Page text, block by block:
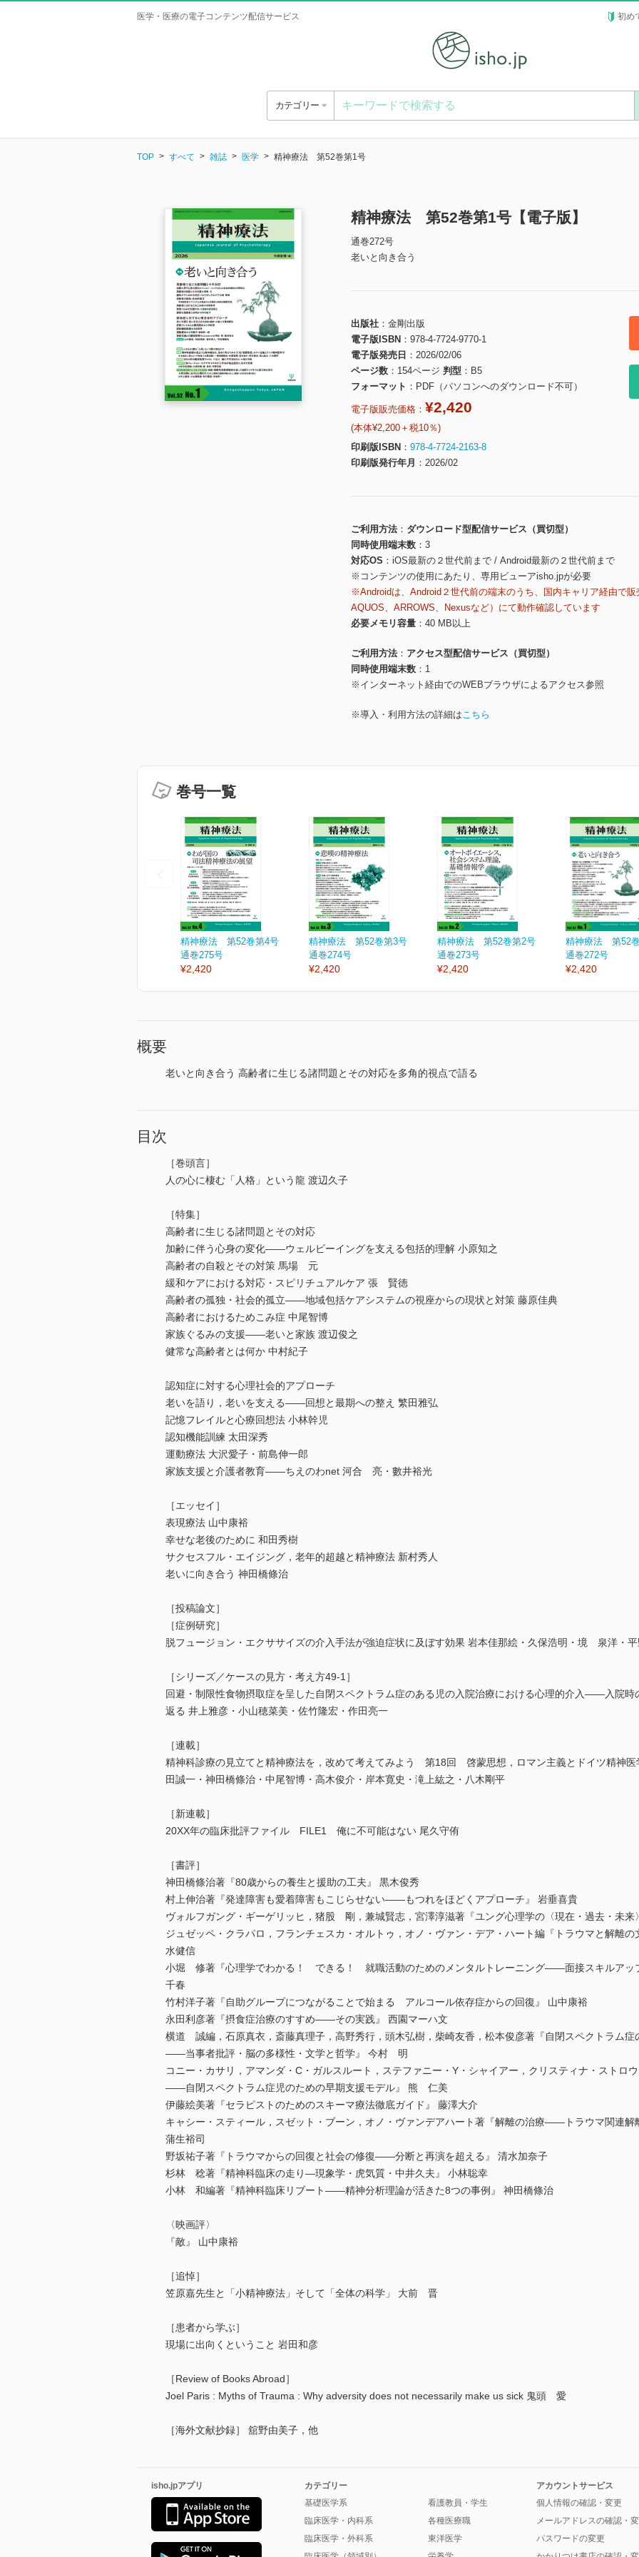
医学・医療の電子コンテンツ配信サービス 初め
カテゴリー
TOP すべて 雑誌 医学 精神療法 第52巻第1号
精神療法 第52巻第1号【電子版】
通巻272号
老いと向き合う
出版社
金剛出版
電子版ISBN
978-4-7724-9770-1
電子版発売日
2026/02/06
ページ数
154ページ 判型
B5
フォーマット
PDF（パソコンへのダウンロード不可）
電子版販売価格： ¥2,420
(本体¥2,200＋税10％)
印刷版ISBN
978-4-7724-2163-8
印刷版発行年月
2026/02
ご利用方法
ダウンロード型配信サービス（買切型）
同時使用端末数
3
対応OS
iOS最新の２世代前まで / Android最新の２世代前まで
※コンテンツの使用にあたり、専用ビューアisho.jpが必要
※Androidは、Android２世代前の端末のうち、国内キャリア経由で販
AQUOS、ARROWS、Nexusなど）にて動作確認しています
必要メモリ容量
40 MB以上
ご利用方法
アクセス型配信サービス（買切型）
同時使用端末数
1
※インターネット経由でのWEBブラウザによるアクセス参照
※導入・利用方法の詳細はこちら
巻号一覧
精神療法 第52巻第4号
通巻275号
¥2,420
精神療法 第52巻第3号
通巻274号
¥2,420
精神療法 第52巻第2号
通巻273号
¥2,420
精神療法 第52
通巻272号
¥2,420
概要
老いと向き合う 高齢者に生じる諸問題とその対応を多角的視点で語る
目次
［巻頭言］
人の心に棲む「人格」という龍 渡辺久子
［特集］
高齢者に生じる諸問題とその対応
加齢に伴う心身の変化――ウェルビーイングを支える包括的理解 小原知之
高齢者の自殺とその対策 馬場 元
緩和ケアにおける対応・スピリチュアルケア 張 賢徳
高齢者の孤独・社会的孤立――地域包括ケアシステムの視座からの現状と対策 藤原佳典
高齢者におけるためこみ症 中尾智博
家族ぐるみの支援――老いと家族 渡辺俊之
健常な高齢者とは何か 中村紀子
認知症に対する心理社会的アプローチ
老いを語り，老いを支える――回想と最期への整え 繁田雅弘
記憶フレイルと心療回想法 小林幹児
認知機能訓練 太田深秀
運動療法 大沢愛子・前島伸一郎
家族支援と介護者教育――ちえのわnet 河合 亮・數井裕光
［エッセイ］
表現療法 山中康裕
幸せな老後のために 和田秀樹
サクセスフル・エイジング，老年的超越と精神療法 新村秀人
老いに向き合う 神田橋條治
［投稿論文］
［症例研究］
脱フュージョン・エクササイズの介入手法が強迫症状に及ぼす効果 岩本佳那絵・久保浩明・境 泉洋・平
［シリーズ／ケースの見方・考え方49-1］
回避・制限性食物摂取症を呈した自閉スペクトラム症のある児の入院治療における心理的介入――入院時
返る 井上雅彦・小山穂菜美・佐竹隆宏・作田亮一
［連載］
精神科診療の見立てと精神療法を，改めて考えてみよう 第18回 啓蒙思想，ロマン主義とドイツ精
田誠一・神田橋條治・中尾智博・高木俊介・岸本寛史・滝上紘之・八木剛平
［新連載］
20XX年の臨床批評ファイル FILE1 俺に不可能はない 尾久守侑
［書評］
神田橋條治著『80歳からの養生と援助の工夫』 黒木俊秀
村上伸治著『発達障害も愛着障害もこじらせない――もつれをほどくアプローチ』 岩垂喜貴
ヴォルフガング・ギーゲリッヒ，猪股 剛，兼城賢志，宮澤淳滋著『ユング心理学の〈現在・過去・未
ジュゼッペ・クラパロ，フランチェスカ・オルトゥ，オノ・ヴァン・デア・ハート編『トラウマと解離
水健信
小堀 修著『心理学でわかる！ できる！ 就職活動のためのメンタルトレーニング――面接スキルアッ
千春
竹村洋子著『自助グループにつながることで始まる アルコール依存症からの回復』 山中康裕
永田利彦著『摂食症治療のすすめ――その実践』 西園マーハ文
横道 誠編，石原真衣，斎藤真理子，高野秀行，頭木弘樹，柴崎友香，松本俊彦著『自閉スペクトラム症
――当事者批評・脳の多様性・文学と哲学』 今村 明
コニー・カサリ，アマンダ・C・ガルスルート，ステファニー・Y・シャイアー，クリスティナ・ストロ
――自閉スペクトラム症児のための早期支援モデル』 熊 仁美
伊藤絵美著『セラピストのためのスキーマ療法徹底ガイド』 藤澤大介
キャシー・スティール，スゼット・ブーン，オノ・ヴァンデアハート著『解離の治療――トラウマ関連解
蒲生裕司
野坂祐子著『トラウマからの回復と社会の修復――分断と再演を超える』 清水加奈子
杉林 稔著『精神科臨床の走り―現象学・虎気質・中井久夫』 小林聡幸
小林 和編著『精神科臨床リブート――精神分析理論が活きた8つの事例』 神田橋條治
〈映画評〉
『敵』 山中康裕
［追悼］
笠原嘉先生と「小精神療法」そして「全体の科学」 大前 晋
［患者から学ぶ］
現場に出向くということ 岩田和彦
［Review of Books Abroad］
Joel Paris : Myths of Trauma : Why adversity does not necessarily make us sick 鬼頭 愛
［海外文献抄録］ 舘野由美子，他
isho.jpアプリ
カテゴリー
基礎医学系
臨床医学・内科系
臨床医学・外科系
看護教員・学生
各種医療職
東洋医学
アカウントサービス
個人情報の確認・変更
メールアドレスの確認・
パスワードの変更